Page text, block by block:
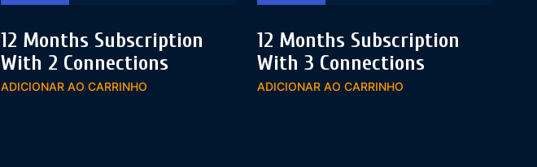
12 Months Subscription
With 2 Connections
ADICIONAR AO CARRINHO
12 Months Subscription
With 3 Connections
ADICIONAR AO CARRINHO